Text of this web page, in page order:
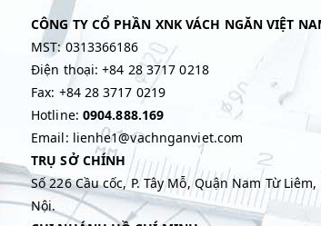
CÔNG TY CỔ PHẦN XNK VÁCH NGĂN VIỆT
MST: 0313366186
Điện thoại: +84 28 3717 0218
Fax: +84 28 3717 0219
Hotline: 0904.888.169
Email: lienhe1@vachnganviet.com
TRỤ SỞ CHÍNH
Số 226 Cầu cốc, P. Tây Mỗ, Quận Nam Từ Liêm,
Nội.